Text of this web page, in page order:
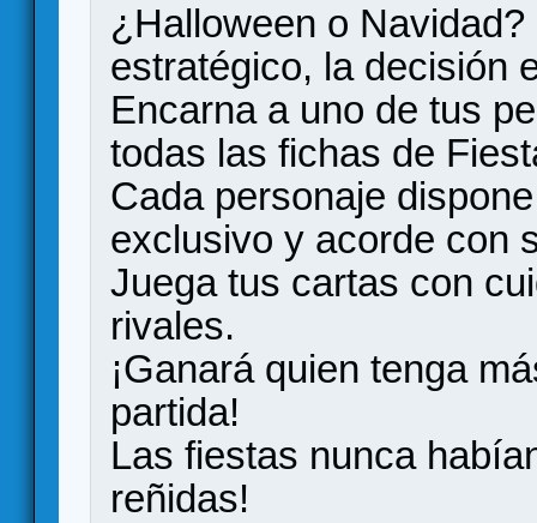
¿Halloween o
estratégico, la decisión
Encarna a uno de tus
todas las fichas de
Cada personaje
exclusivo y acorde con
Juega tus cartas con
rivales.
¡Ganará quien tenga
partida!
Las fiestas nunca
reñidas!